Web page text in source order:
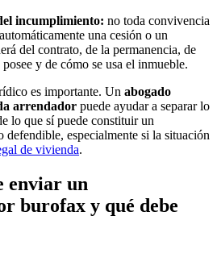
incumplimiento: no toda convivencia
una cesión o un
del contrato, de la permanencia, de
y de cómo se usa el inmueble.
es importante. Un abogado
arrendador puede ayudar a separar lo
lo que sí puede constituir un
especialmente si la situación
de vivienda.
enviar un
burofax y qué debe